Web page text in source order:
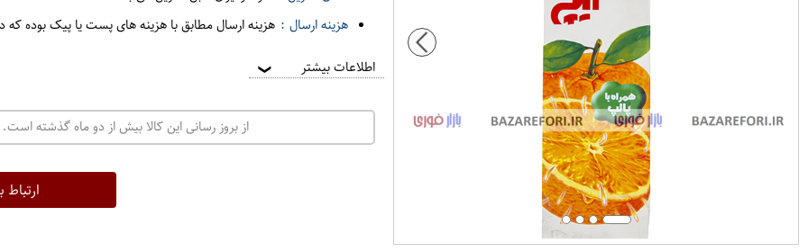
و
ت
ه
هزینه ارسال : هزینه ارسال مطابق با هزینه های پست یا پیک بوده
اطلاعات بیشتر ❯
از بروز رسانی این کالا بیش از دو ماه گذشته
ارتباط